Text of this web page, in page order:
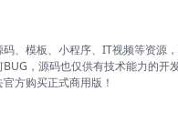
、模板、小程序、IT视频等资源
，源码也仅供有技术能力的开
方购买正式商用版！